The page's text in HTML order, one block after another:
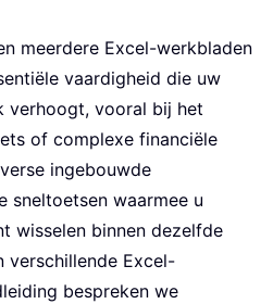
meerdere Excel-werkbladen
vaardigheid die uw
verhoogt, vooral bij het
of complexe financiële
ingebouwde
sneltoetsen waarmee u
wisselen binnen dezelfde
verschillende Excel-
bespreken we